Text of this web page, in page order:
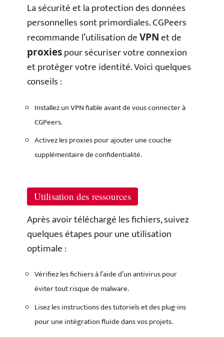
La sécurité et la protection des données
personnelles sont primordiales. CGPeers
recommande l’utilisation deVPNet de
proxiespour sécuriser votre connexion
et protéger votre identité. Voici quelques
conseils :
Installez un VPN fiable avant de vous connecter à
CGPeers.
Activez les proxies pour ajouter une couche
supplémentaire de confidentialité.
Utilisation des ressources
Après avoir téléchargé les fichiers, suivez
quelques étapes pour une utilisation
optimale :
Vérifiez les fichiers à l’aide d’un antivirus pour
éviter tout risque de malware.
Lisez les instructions des tutoriels et des plug-ins
pour une intégration fluide dans vos projets.